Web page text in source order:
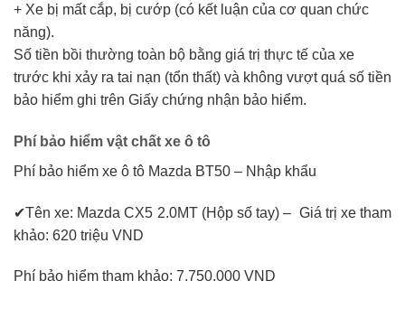
+ Xe bị mất cắp, bị cướp (có kết luận của cơ quan chức
năng).
Số tiền bồi thường toàn bộ bằng giá trị thực tế của xe
trước khi xảy ra tai nạn (tổn thất) và không vượt quá số tiền
bảo hiểm ghi trên Giấy chứng nhận bảo hiểm.
Phí bảo hiểm vật chất xe ô tô
Phí bảo hiểm xe ô tô Mazda BT50 – Nhập khẩu
✔Tên xe: Mazda CX5 2.0MT (Hộp số tay) – Giá trị xe tham
khảo: 620 triệu VND
Phí bảo hiểm tham khảo: 7.750.000 VND